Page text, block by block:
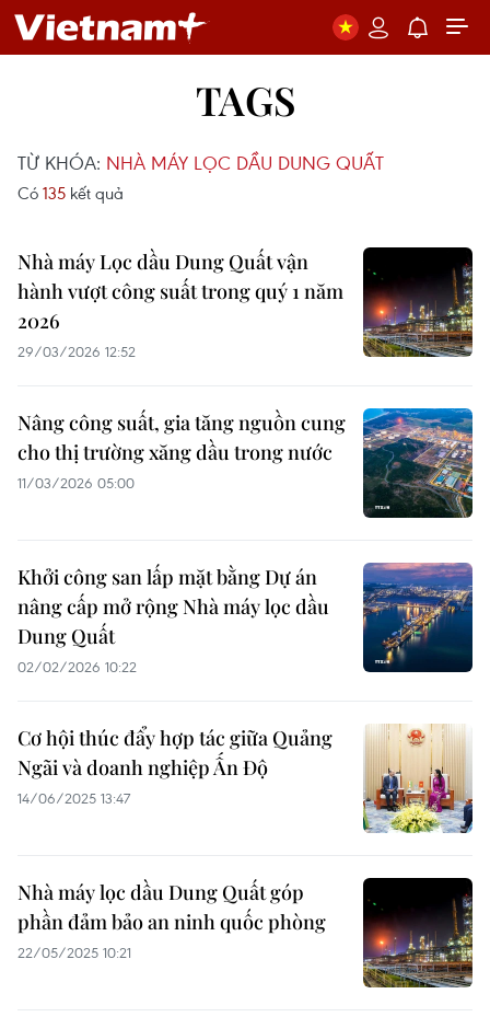
TAGS
TỪ KHÓA: NHÀ MÁY LỌC DẦU DUNG QUẤT
Có 135 kết quả
Nhà máy Lọc dầu Dung Quất vận
hành vượt công suất trong quý 1 năm
2026
29/03/2026 12:52
Nâng công suất, gia tăng nguồn cung
cho thị trường xăng dầu trong nước
11/03/2026 05:00
Khởi công san lấp mặt bằng Dự án
nâng cấp mở rộng Nhà máy lọc dầu
Dung Quất
02/02/2026 10:22
Cơ hội thúc đẩy hợp tác giữa Quảng
Ngãi và doanh nghiệp Ấn Độ
14/06/2025 13:47
Nhà máy lọc dầu Dung Quất góp
phần đảm bảo an ninh quốc phòng
22/05/2025 10:21